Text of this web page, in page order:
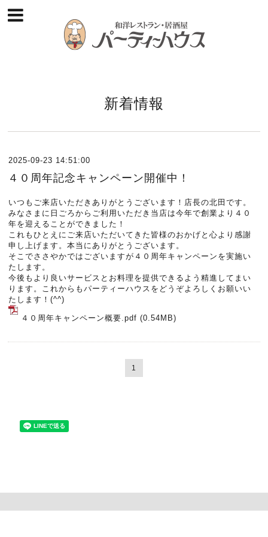
新着情報
2025-09-23 14:51:00
４０周年記念キャンペーン開催中！
いつもご来店いただきありがとうございます！店長の北田です。
みなさまに日ごろからご利用いただき当店は今年で創業より４０
年を迎えることができました！
これもひとえにご来店いただいてきた皆様のおかげと心より感謝
申し上げます。本当にありがとうございます。
そこでささやかではございますが４０周年キャンペーンを実施い
たします。
今後もより良いサービスとお料理を提供できるよう精進してまい
ります。これからもパーティーハウスをどうぞよろしくお願いい
たします！(^^)
４０周年キャンペーン概要.pdf (0.54MB)
1